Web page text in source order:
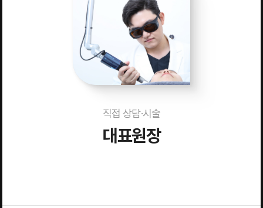
직접 상담·시술
대표원장